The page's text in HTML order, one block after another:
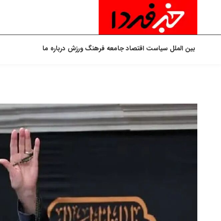
بین الملل سیاست اقتصادجامعه فرهنگورزش درباره ما